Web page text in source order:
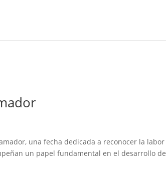
una fecha dedicada a reconocer la labor
un papel fundamental en el desarrollo de